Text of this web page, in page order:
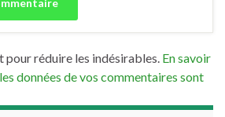
pour réduire les indésirables. En savoir
données de vos commentaires sont